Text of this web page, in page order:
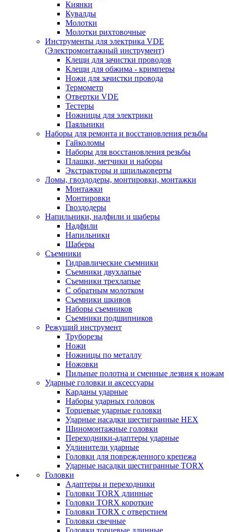
Киянки
Кувалды
Молотки
Молотки рихтовочные
Инструменты для электрика VDE
(Электромонтажный инструмент)
Клещи для зачистки проводов
Клещи для обжима - кримперы
Ножи для зачистки провода
Термометр
Отвертки VDE
Тестеры
Ножницы для электрики
Паяльники
Наборы для ремонта и восстановления резьбы
Гайколомы
Наборы для восстановления резьбы
Плашки, метчики и наборы
Экстракторы и шпильковерты
Ломы, гвоздодеры, монтировки, монтажки
Монтажки
Монтировки
Гвоздодеры
Напильники, надфили и шаберы
Надфили
Напильники
Шаберы
Съемники
Гидравлические съемники
Съемники двухлапые
Съемники трехлапые
С обратным молотком
Съемники шкивов
Наборы съемников
Съемники подшипников
Режущий инструмент
Труборезы
Ножи
Ножницы по металлу
Ножовки
Пильные полотна и сменные лезвия к ножам
Ударные головки и аксессуары
Карданы ударные
Наборы ударных головок
Торцевые ударные головки
Ударные насадки шестигранные HEX
Шиномонтажные головки
Переходники-адаптеры ударные
Удлинители ударные
Головки для поврежденного крепежа
Ударные насадки шестигранные TORX
Головки
Адаптеры и переходники
Головки TORX длинные
Головки TORX короткие
Головки TORX с отверстием
Головки свечные
Головки торцевые длинные